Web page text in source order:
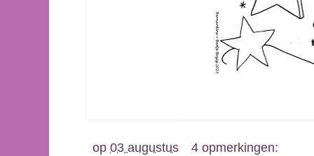
op 03 augustus
4 opmerkingen: